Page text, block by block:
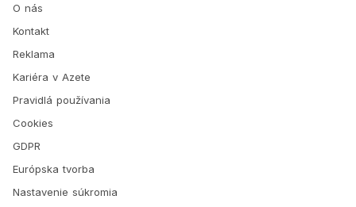
O nás
Kontakt
Reklama
Kariéra v Azete
Pravidlá používania
Cookies
GDPR
Európska tvorba
Nastavenie súkromia